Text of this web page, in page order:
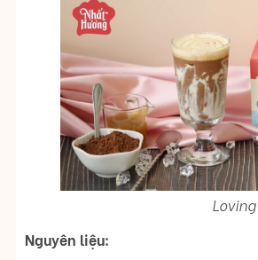
Loving
Nguyên liệu: